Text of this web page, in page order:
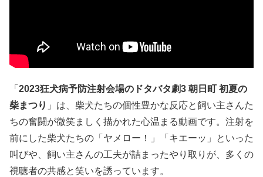
「 2023狂犬病予防注射会場のドタバタ劇3 朝日町 初夏の
柴まつり 」は、柴犬たちの個性豊かな反応と飼い主さんた
ちの奮闘が微笑ましく描かれた心温まる動画です。​注射を
前にした柴犬たちの「ヤメロー！」「キエーッ」といった
叫びや、飼い主さんの工夫が詰まったやり取りが、多くの
視聴者の共感と笑いを誘っています。​